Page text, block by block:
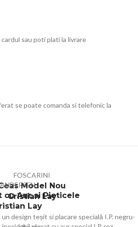
sau poti plati la livrare
se poate comanda si telefonic la
FOSCARINI
Model Nou
Cristian Lay
un design teșit si placare specială I.P. negru-
ANDERSEN
cu Aur si Pieticele
Lay